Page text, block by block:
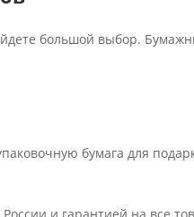
большой выбор.
бумага для
и гарантией на все